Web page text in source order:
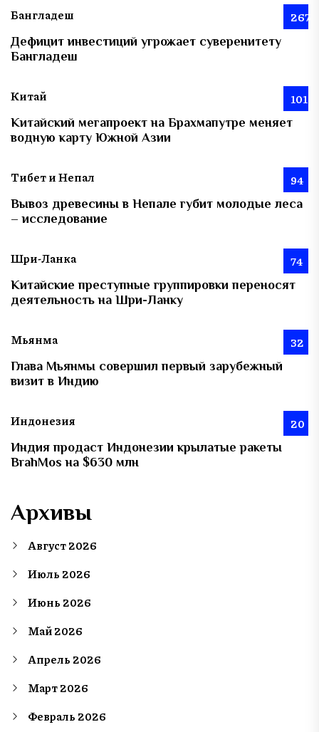
Бангладеш 267
Дефицит инвестиций угрожает суверенитету
Бангладеш
Китай 101
Китайский мегапроект на Брахмапутре меняет
водную карту Южной Азии
Тибет и Непал 94
Вывоз древесины в Непале губит молодые леса
– исследование
Шри-Ланка 74
Китайские преступные группировки переносят
деятельность на Шри-Ланку
Мьянма 32
Глава Мьянмы совершил первый зарубежный
визит в Индию
Индонезия 20
Индия продаст Индонезии крылатые ракеты
BrahMos на $630 млн
Архивы
Август 2026
Июль 2026
Июнь 2026
Май 2026
Апрель 2026
Март 2026
Февраль 2026